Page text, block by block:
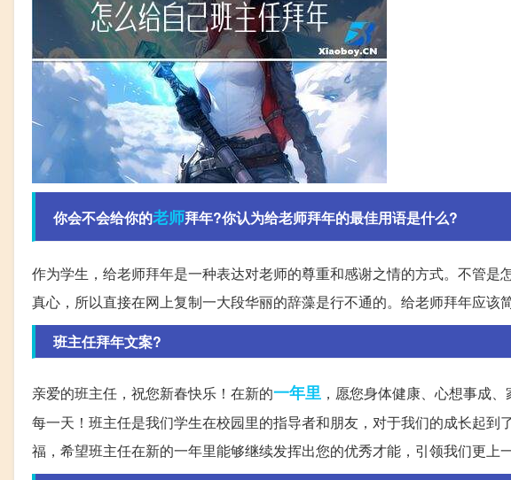
你会不会给你的老师拜年?你认为给老师拜年的最佳用语是什么?
作为学生，给老师拜年是一种表达对老师的尊重和感谢之情的方式。不管
真心，所以直接在网上复制一大段华丽的辞藻是行不通的。给老师拜年应该
班主任拜年文案?
亲爱的班主任，祝您新春快乐！在新的一年里 ，愿您身体健康、心想事成
每一天！班主任是我们学生在校园里的指导者和朋友，对于我们的成长起
福，希望班主任在新的一年里能够继续发挥出您的优秀才能，引领我们更上一